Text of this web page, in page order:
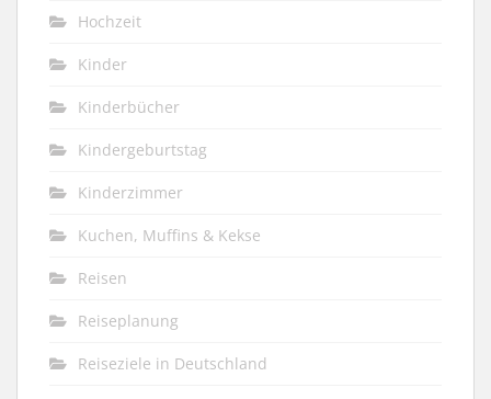
Hochzeit
Kinder
Kinderbücher
Kindergeburtstag
Kinderzimmer
Kuchen, Muffins & Kekse
Reisen
Reiseplanung
Reiseziele in Deutschland